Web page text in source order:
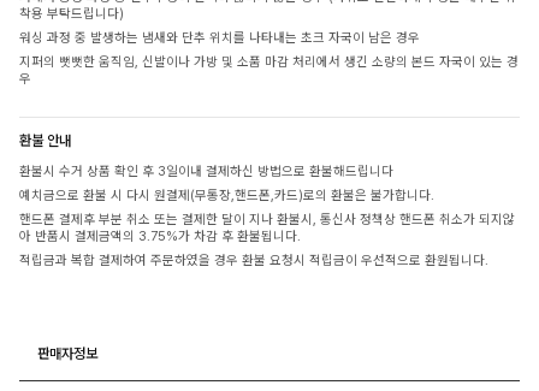
착용 부탁드립니다)
워싱 과정 중 발생하는 냄새와 단추 위치를 나타내는 초크 자국이 남은 경우
지퍼의 뻣뻣한 움직임, 신발이나 가방 및 소품 마감 처리에서 생긴 소량의 본드 자국이 있는 경
우
환불 안내
환불시 수거 상품 확인 후 3일이내 결제하신 방법으로 환불해드립니다
예치금으로 환불 시 다시 원결제(무통장,핸드폰,카드)로의 환불은 불가합니다.
핸드폰 결제후 부분 취소 또는 결제한 달이 지나 환불시, 통신사 정책상 핸드폰 취소가 되지않
아 반품시 결제금액의 3.75%가 차감 후 환불됩니다.
적립금과 복합 결제하여 주문하였을 경우 환불 요청시 적립금이 우선적으로 환원됩니다.
판매자정보